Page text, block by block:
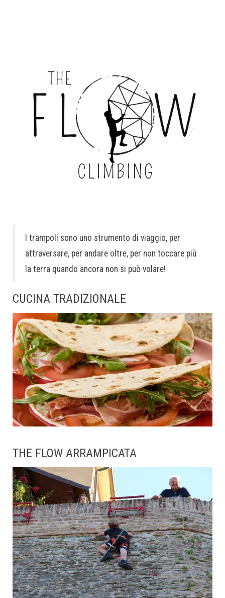
I trampoli sono uno strumento di viaggio, per
attraversare, per andare oltre, per non toccare più
la terra quando ancora non si può volare!
CUCINA TRADIZIONALE
THE FLOW ARRAMPICATA